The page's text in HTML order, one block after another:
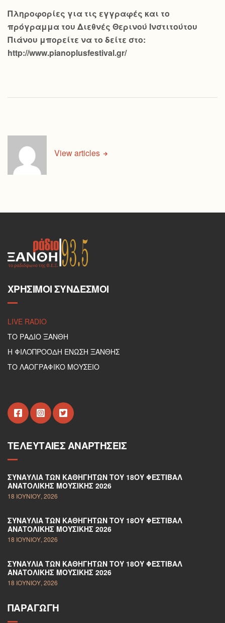
Πληροφορίες για τις εγγραφές και το
πρόγραμμα του Διεθνές Θερινού Ινστιτούτου
Πιάνου μπορείτε να το δείτε στο:
http://www.pianoplusfestival.gr/
View articles
ΧΡΉΣΙΜΟΙ ΣΎΝΔΕΣΜΟΙ
LIVE RADIO
ΤΟ ΡΑΔΙΟ ΞΑΝΘΗ
Η ΦΙΛΟΠΡΟΟΔΗ ΕΝΩΣΗ ΞΑΝΘΗΣ
ΤΟ ΛΑΟΓΡΑΦΙΚΟ ΜΟΥΣΕΙΟ
ΤΕΛΕΥΤΑΊΕΣ ΑΝΑΡΤΉΣΕΙΣ
ΣΥΝΑΥΛΊΑ ΤΩΝ ΚΑΘΗΓΗΤΏΝ ΤΟΥ 18ΟΥ ΦΕΣΤΙΒΆΛ
ΑΝΑΤΟΛΙΚΉΣ ΜΟΥΣΙΚΉΣ 2026
18 ΙΟΥΝΊΟΥ, 2026
ΣΥΝΑΥΛΊΑ ΤΩΝ ΚΑΘΗΓΗΤΏΝ ΤΟΥ 18ΟΥ ΦΕΣΤΙΒΆΛ
ΑΝΑΤΟΛΙΚΉΣ ΜΟΥΣΙΚΉΣ 2026
18 ΙΟΥΝΊΟΥ, 2026
ΣΥΝΑΥΛΊΑ ΤΩΝ ΚΑΘΗΓΗΤΏΝ ΤΟΥ 18ΟΥ ΦΕΣΤΙΒΆΛ
ΑΝΑΤΟΛΙΚΉΣ ΜΟΥΣΙΚΉΣ 2026
18 ΙΟΥΝΊΟΥ, 2026
ΠΑΡΑΓΩΓΉ